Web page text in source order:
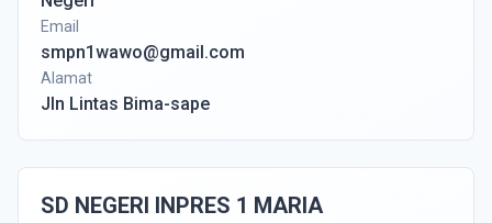
Email
smpn1wawo@gmail.com
Alamat
Jln Lintas Bima-sape
SD NEGERI INPRES 1 MARIA